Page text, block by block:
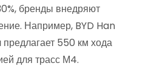
бренды внедряют
Например, BYD Han
предлагает 550 км хода
для трасс М4.